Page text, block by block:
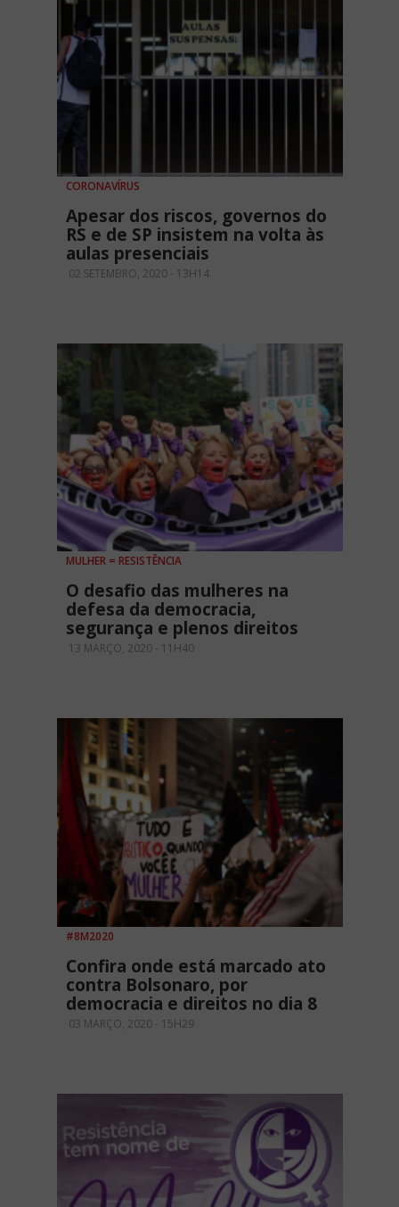
CORONAVÍRUS
Apesar dos riscos, governos do
RS e de SP insistem na volta às
aulas presenciais
02 SETEMBRO, 2020 - 13H14
MULHER = RESISTÊNCIA
O desafio das mulheres na
defesa da democracia,
segurança e plenos direitos
13 MARÇO, 2020 - 11H40
#8M2020
Confira onde está marcado ato
contra Bolsonaro, por
democracia e direitos no dia 8
03 MARÇO, 2020 - 15H29